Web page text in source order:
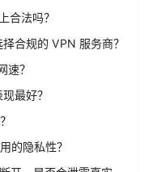
合法吗？
合规的 VPN 服务商？
速？
最好？
的隐私性？